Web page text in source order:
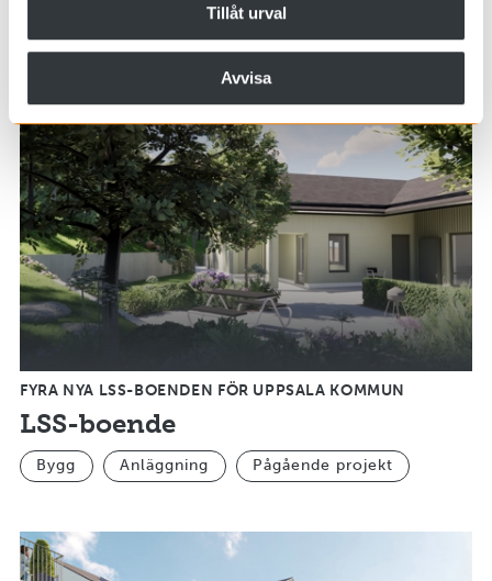
Tillåt urval
Avvisa
FYRA NYA LSS-BOENDEN FÖR UPPSALA KOMMUN
LSS-boende
Bygg Anläggning Pågående projekt